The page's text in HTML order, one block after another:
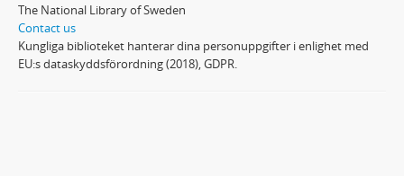
The National Library of Sweden
Contact us
Kungliga biblioteket hanterar dina personuppgifter i enlighet med
EU:s dataskyddsförordning (2018), GDPR.